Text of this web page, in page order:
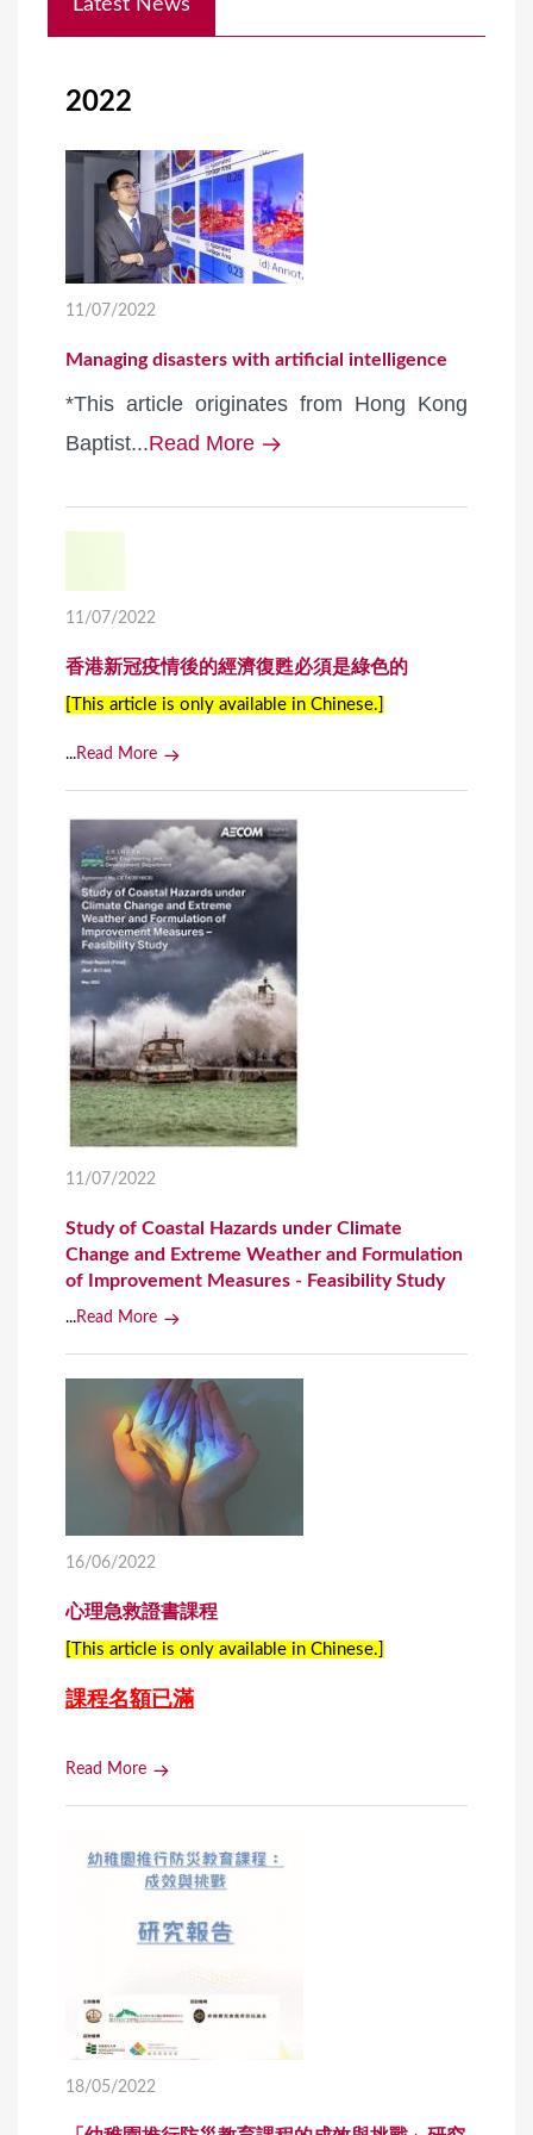
Latest News
2022
11/07/2022
Managing disasters with artificial intelligence
*This article originates from Hong Kong
Baptist...Read More
11/07/2022
香港新冠疫情後的經濟復甦必須是綠色的
[This article is only available in Chinese.]
...Read More
11/07/2022
Study of Coastal Hazards under Climate
Change and Extreme Weather and Formulation
of Improvement Measures - Feasibility Study
...Read More
16/06/2022
⼼理急救證書課程
[This article is only available in Chinese.]
課程名額已滿
Read More
18/05/2022